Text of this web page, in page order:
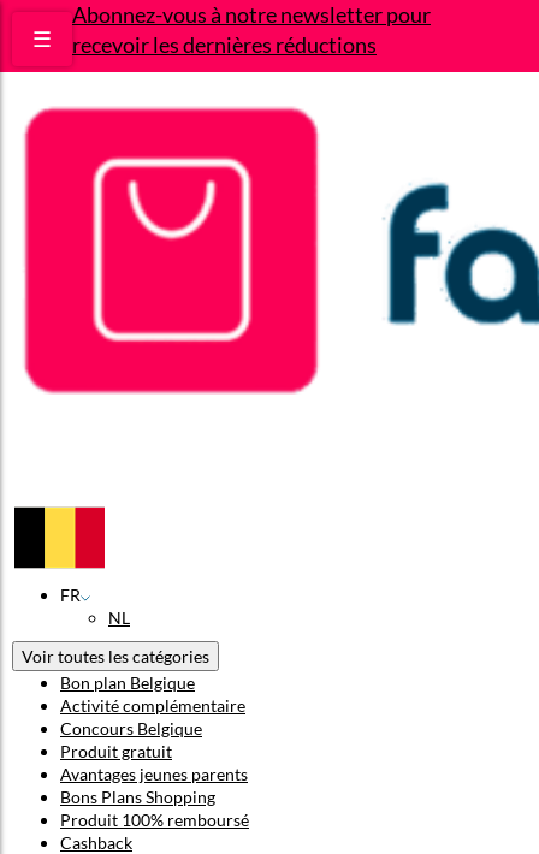
Abonnez-vous à notre newsletter pour
recevoir les dernières réductions
☰
FR
NL
Voir toutes les catégories
Bon plan Belgique
Activité complémentaire
Concours Belgique
Produit gratuit
Avantages jeunes parents
Bons Plans Shopping
Produit 100% remboursé
Cashback